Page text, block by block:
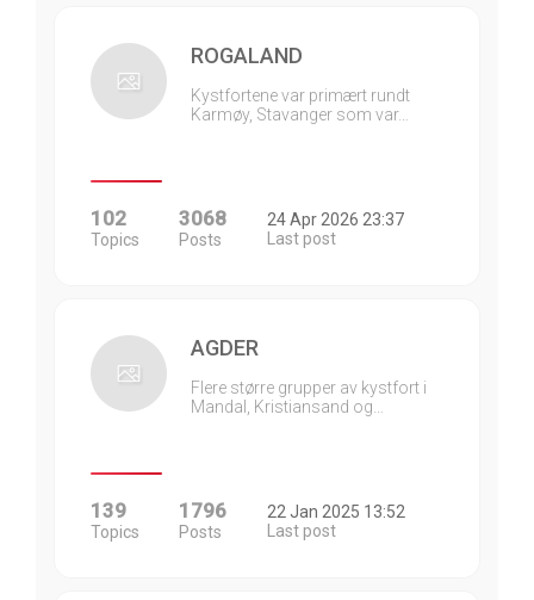
ROGALAND
Kystfortene var primært rundt
Karmøy, Stavanger som var…
102
Topics
3068
Posts
24 Apr 2026 23:37
Last post
AGDER
Flere større grupper av kystfort i
Mandal, Kristiansand og…
139
Topics
1796
Posts
22 Jan 2025 13:52
Last post